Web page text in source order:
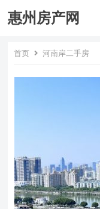
惠州房产网
首页 河南岸二手房